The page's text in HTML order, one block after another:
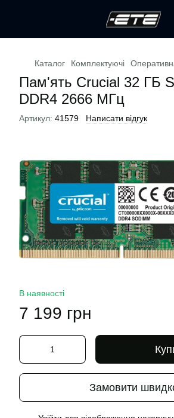
Каталог Комплектуючі
Пам'ять Crucial 32 ГБ
DDR4 2666 МГц
Артикул: 41579 Написати відгук
В наявності
7 199 грн
Замовити